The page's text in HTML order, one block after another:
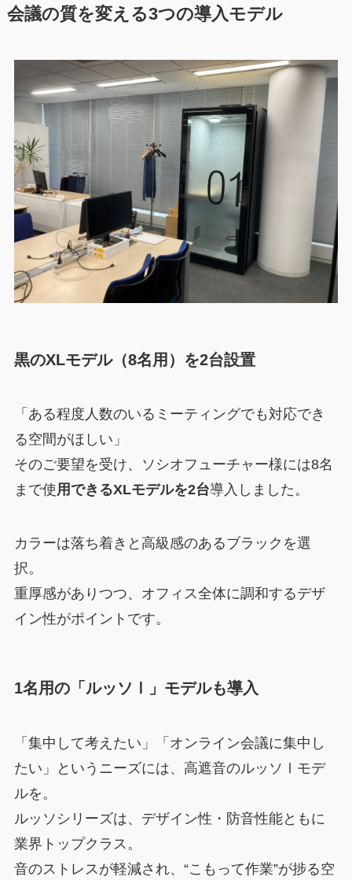
会議の質を変える3つの導入モデル
黒のXLモデル（8名用）を2台設置
「ある程度人数のいるミーティングでも対応でき
る空間がほしい」
そのご要望を受け、ソシオフューチャー様には8名
まで使用できるXLモデルを2台導入しました。
カラーは落ち着きと高級感のあるブラックを選
択。
重厚感がありつつ、オフィス全体に調和するデザ
イン性がポイントです。
1名用の「ルッソⅠ」モデルも導入
「集中して考えたい」「オンライン会議に集中し
たい」というニーズには、高遮音のルッソⅠモデ
ルを。
ルッソシリーズは、デザイン性・防音性能ともに
業界トップクラス。
音のストレスが軽減され、“こもって作業”が捗る空